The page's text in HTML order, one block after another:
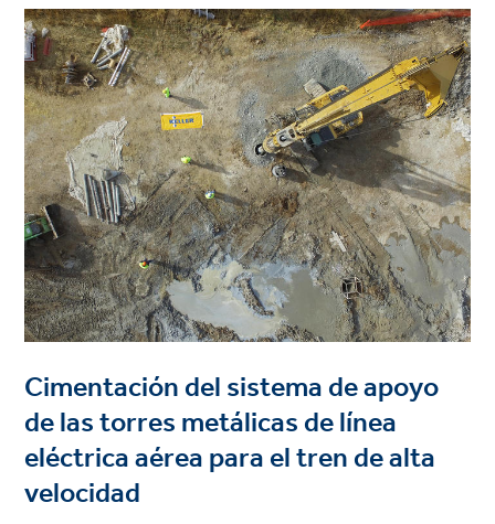
Project
image
Cimentación del sistema de apoyo
de las torres metálicas de línea
eléctrica aérea para el tren de alta
velocidad